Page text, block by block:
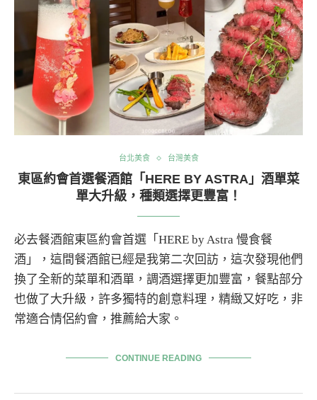
台北美食 台灣美食
東區約會首選餐酒館「HERE BY ASTRA」酒單菜
單大升級，種類選擇更豐富！
必去餐酒館東區約會首選「HERE by Astra 慢食餐
酒」，這間餐酒館已經是我第二次回訪，這次發現他們
換了全新的菜單和酒單，調酒選擇更加豐富，餐點部分
也做了大升級，許多獨特的創意料理，精緻又好吃，非
常適合情侶約會，推薦給大家。
CONTINUE READING